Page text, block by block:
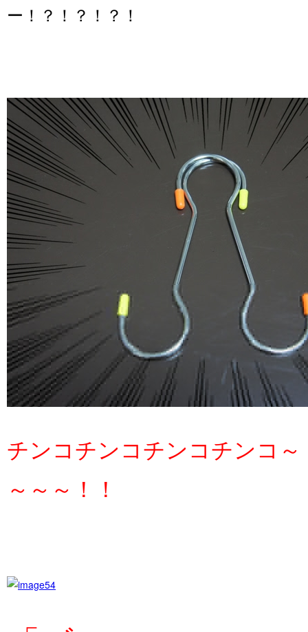
ー！？！？！？！
チンコチンコチンコチンコ～
～～～！！